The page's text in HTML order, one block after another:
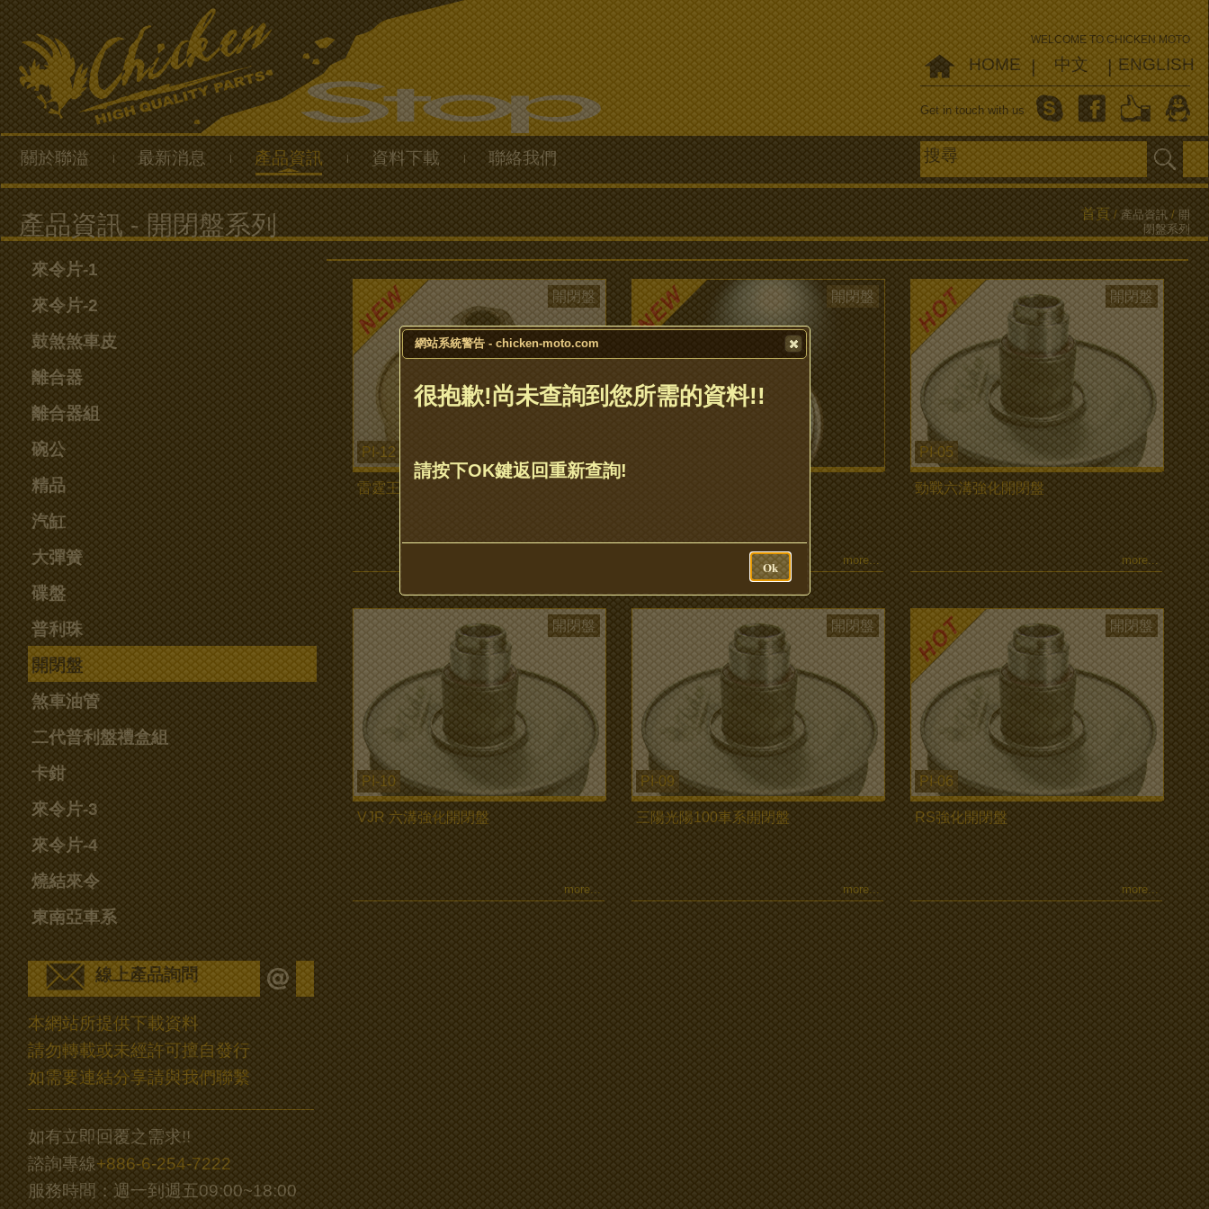
WELCOME TO CHICKEN MOTO
HOME | 中文 | ENGLISH
Get in touch with us
關於聯溢 | 最新消息 | 產品資訊 | 資料下載 | 聯絡我們
首頁 / 產品資訊 / 開
閉盤系列
來令片-1
來令片-2
鼓煞煞車皮
離合器
離合器組
碗公
精品
汽缸
大彈簧
碟盤
普利珠
開閉盤
煞車油管
二代普利盤禮盒組
卡鉗
來令片-3
來令片-4
燒結來令
東南亞車系
線上產品詢問
本網站所提供下載資料
請勿轉載或未經許可擅自發行
如需要連結分享請與我們聯繫
如有立即回覆之需求!!
諮詢專線+886-6-254-7222
服務時間：週一到週五09:00~18:00
PI-12
開閉盤
雷霆王六溝強化開閉盤組
開閉盤
more...
PI-05
開閉盤
勁戰六溝強化開閉盤
more...
PI-10
開閉盤
VJR 六溝強化開閉盤
more...
PI-09
開閉盤
三陽光陽100車系開閉盤
more...
PI-06
開閉盤
RS強化開閉盤
more...
網站系統警告 - chicken-moto.com
很抱歉!尚未查詢到您所需的資料!!
請按下OK鍵返回重新查詢!
Ok